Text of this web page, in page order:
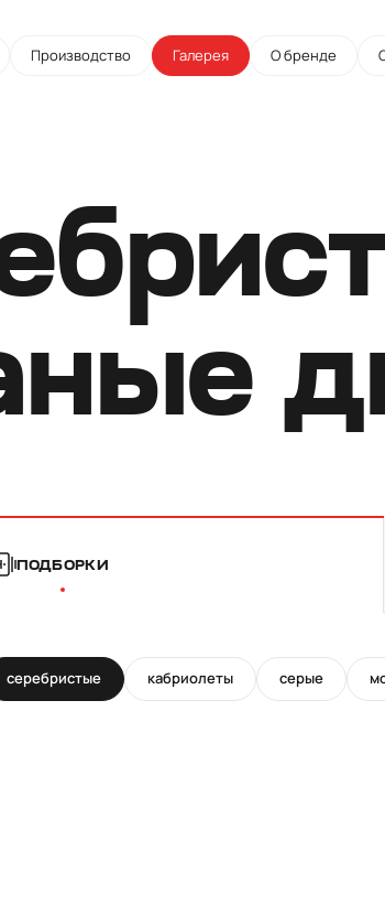
Производство Галерея О бренде
ПОДБОРКИ
серебристые кабриолеты серые